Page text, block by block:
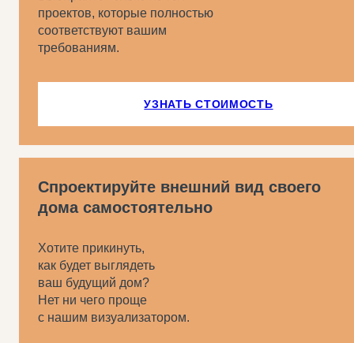
проектов, которые полностью
соответствуют вашим
требованиям.
УЗНАТЬ СТОИМОСТЬ
Спроектируйте внешний вид своего
дома самостоятельно
Хотите прикинуть,
как будет выглядеть
ваш будущий дом?
Нет ни чего проще
с нашим визуализатором.